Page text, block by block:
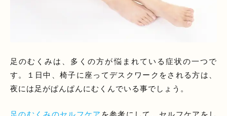
足のむくみは、多くの方が悩まれている症状の一つで
す。１日中、椅子に座ってデスクワークをされる方は、
夜には足がぱんぱんにむくんでいる事でしょう。